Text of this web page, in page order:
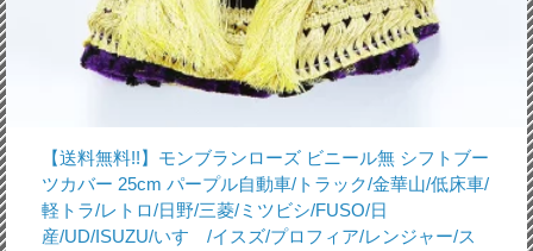
【送料無料!!】モンブランローズ ビニール無 シフトブー
ツカバー 25cm パープル自動車/トラック/金華山/低床車/
軽トラ/レトロ/日野/三菱/ミツビシ/FUSO/日
産/UD/ISUZU/いすゞ/イスズ/プロフィア/レンジャー/ス